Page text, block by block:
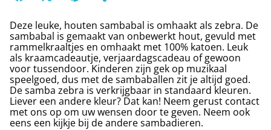
Deze leuke, houten sambabal is omhaakt als zebra. De
sambabal is gemaakt van onbewerkt hout, gevuld met
rammelkraaltjes en omhaakt met 100% katoen. Leuk
als kraamcadeautje, verjaardagscadeau of gewoon
voor tussendoor. Kinderen zijn gek op muzikaal
speelgoed, dus met de sambaballen zit je altijd goed.
De samba zebra is verkrijgbaar in standaard kleuren.
Liever een andere kleur? Dat kan! Neem gerust contact
met ons op om uw wensen door te geven. Neem ook
eens een kijkje bij de andere sambadieren.